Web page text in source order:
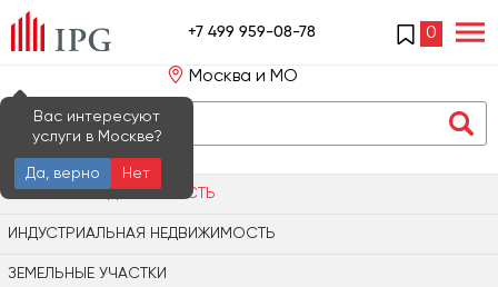
+7 499 959-08-78 0
Москва и МО
Вас интересуют
услуги в Москве?
Да, верно
Нет
ОФИСНАЯ НЕДВИЖИМОСТЬ
ИНДУСТРИАЛЬНАЯ НЕДВИЖИМОСТЬ
ЗЕМЕЛЬНЫЕ УЧАСТКИ